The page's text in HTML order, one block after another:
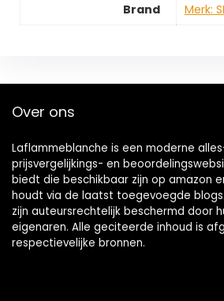
Brand
Merk:
Over ons
Laflammeblanche is een moderne
prijsvergelijkings- en
biedt die beschikbaar zijn op amazon
houdt via de laatst toegevoegde
zijn auteursrechtelijk beschermd door
eigenaren. Alle geciteerde inhoud is
respectievelijke bronnen.